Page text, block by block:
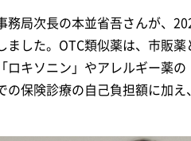
務局次長の本並省吾さんが、
ました。OTC類似薬は、市販
ロキソニン」やアレルギー薬
の保険診療の自己負担額に加